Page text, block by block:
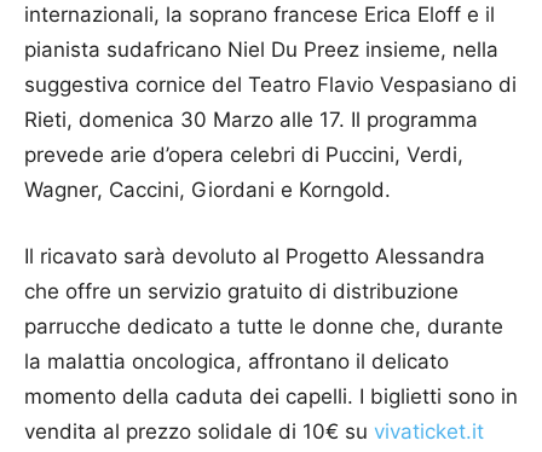
internazionali, la soprano francese Erica Eloff e il
pianista sudafricano Niel Du Preez insieme, nella
suggestiva cornice del Teatro Flavio Vespasiano di
Rieti, domenica 30 Marzo alle 17. Il programma
prevede arie d’opera celebri di Puccini, Verdi,
Wagner, Caccini, Giordani e Korngold.
Il ricavato sarà devoluto al Progetto Alessandra
che offre un servizio gratuito di distribuzione
parrucche dedicato a tutte le donne che, durante
la malattia oncologica, affrontano il delicato
momento della caduta dei capelli. I biglietti sono in
vendita al prezzo solidale di 10€ su vivaticket.it